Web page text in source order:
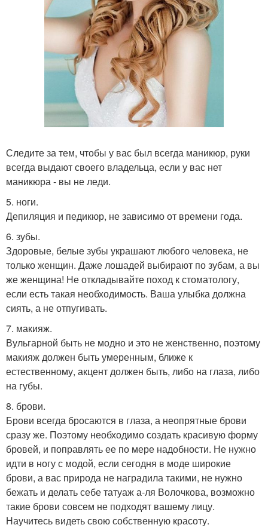
Следите за тем, чтобы у вас был всегда маникюр, руки
всегда выдают своего владельца, если у вас нет
маникюра - вы не леди.
5. ноги.
Депиляция и педикюр, не зависимо от времени года.
6. зубы.
Здоровые, белые зубы украшают любого человека, не
только женщин. Даже лошадей выбирают по зубам, а вы
же женщина! Не откладывайте поход к стоматологу,
если есть такая необходимость. Ваша улыбка должна
сиять, а не отпугивать.
7. макияж.
Вульгарной быть не модно и это не женственно, поэтому
макияж должен быть умеренным, ближе к
естественному, акцент должен быть, либо на глаза, либо
на губы.
8. брови.
Брови всегда бросаются в глаза, а неопрятные брови
сразу же. Поэтому необходимо создать красивую форму
бровей, и поправлять ее по мере надобности. Не нужно
идти в ногу с модой, если сегодня в моде широкие
брови, а вас природа не наградила такими, не нужно
бежать и делать себе татуаж а-ля Волочкова, возможно
такие брови совсем не подходят вашему лицу.
Научитесь видеть свою собственную красоту.